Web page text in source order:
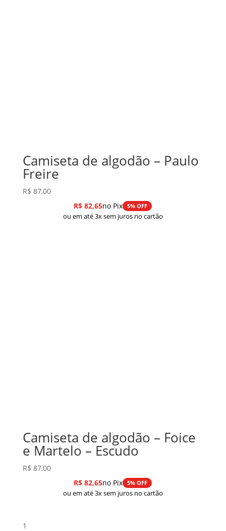
Camiseta de algodão – Paulo
Freire
R$ 87,00
R$ 82,65no Pix 5% OFF
ou em até 3x sem juros no cartão
Camiseta de algodão – Foice
e Martelo – Escudo
R$ 87,00
R$ 82,65no Pix 5% OFF
ou em até 3x sem juros no cartão
1